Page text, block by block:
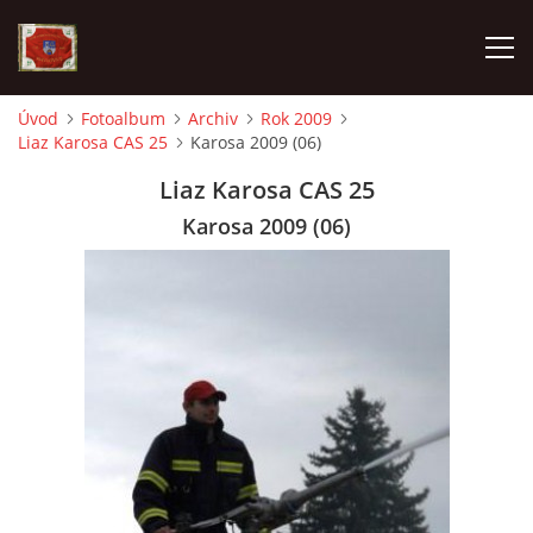
AKTUALITY
OHLÁŠENÍ PÁLENÍ
Úvod Fotoalbum Archiv
Rok 2009
Liaz Karosa CAS 25
Karosa 2009 (06)
Liaz Karosa CAS 25
Karosa 2009 (06)